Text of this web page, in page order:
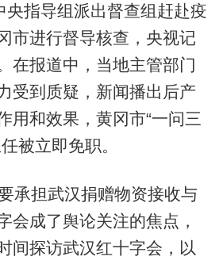
央指导组派出督查组赶赴疫
市进行督导核查，央视记
在报道中，当地主管部门
受到质疑，新闻播出后产
用和效果，黄冈市“一问三
被立即免职。
承担武汉捐赠物资接收与
会成了舆论关注的焦点，
间探访武汉红十字会，以